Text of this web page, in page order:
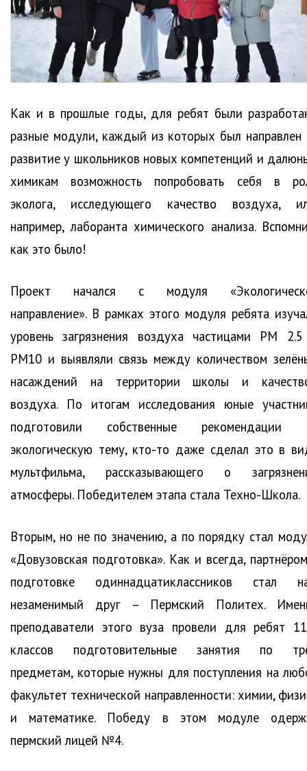
Как и в прошлые годы, для ребят были
разные модули, каждый из которых был направлен
развитие у школьников новых компетенций и
химикам возможность попробовать себя в
эколога, исследующего качество воздуха,
например, лаборанта химического анализа.
как это было!
Проект начался с модуля
направление». В рамках этого модуля ребята
уровень загрязнения воздуха частицами PM
PM10 и выявляли связь между количеством
насаждений на территории школы и
воздуха. По итогам исследования юные
подготовили собственные рекомендации
экологическую тему, кто-то даже сделал это в
мультфильма, рассказывающего о
атмосферы. Победителем этапа стала Техно-Школа.
Вторым, но не по значению, а по порядку стал
«Довузовская подготовка». Как и всегда,
подготовке одиннадцатиклассников стал
незаменимый друг – Пермский Политех.
преподаватели этого вуза провели для ребят
классов подготовительные занятия по
предметам, которые нужны для поступления на
факультет технической направленности: химии,
и математике. Победу в этом модуле
пермский лицей №4.